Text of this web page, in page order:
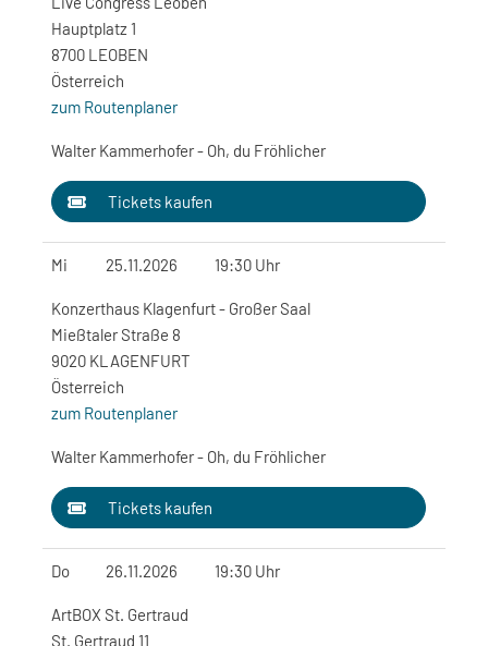
Hauptplatz 1
8700 LEOBEN
Österreich
zum Routenplaner
Walter Kammerhofer - Oh, du Fröhlicher
Tickets kaufen
Mi 25.11.2026 19:30 Uhr
Konzerthaus Klagenfurt - Großer Saal
Mießtaler Straße 8
9020 KLAGENFURT
Österreich
zum Routenplaner
Walter Kammerhofer - Oh, du Fröhlicher
Tickets kaufen
Do 26.11.2026 19:30 Uhr
ArtBOX St. Gertraud
St. Gertraud 11